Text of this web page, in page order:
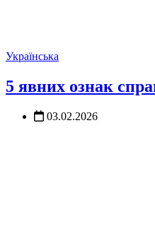
Українська
5 явних ознак
03.02.2026